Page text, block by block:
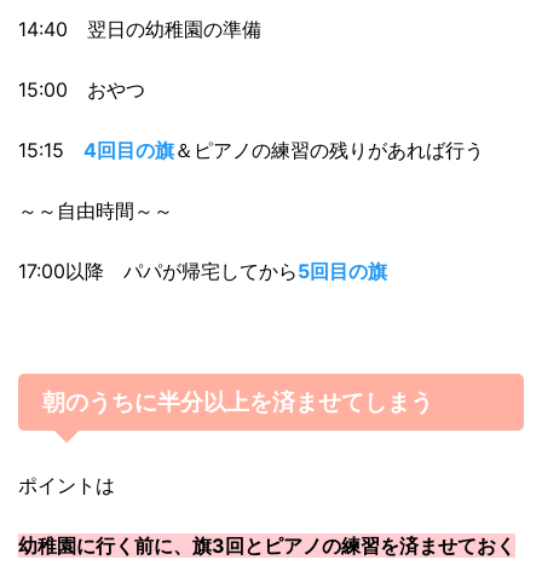
14:40 翌日の幼稚園の準備
15:00 おやつ
15:15 4回目の旗＆ピアノの練習の残りがあれば行う
～～自由時間～～
17:00以降 パパが帰宅してから5回目の旗
朝のうちに半分以上を済ませてしまう
ポイントは
幼稚園に行く前に、旗3回とピアノの練習を済ませておく